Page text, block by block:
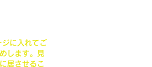
に入れてご
します。見
居させるこ